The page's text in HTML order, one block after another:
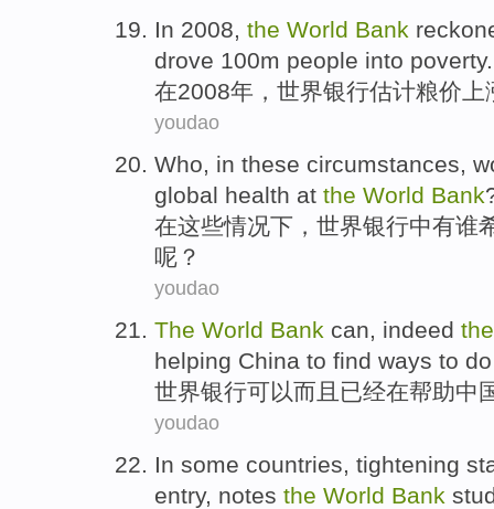
In 2008, the World Bank
drove 100m people into poverty.
在2008年， 世界银行估计粮价上
youdao
Who, in these circumstances,
global health at the World Bank
在这些情况下 ， 世界银行中有谁
呢？
youdao
The World Bank can, indeed
helping China to find ways to do
世界银行可以而且 已经在帮助中
youdao
In some countries, tightening
entry, notes the World Bank